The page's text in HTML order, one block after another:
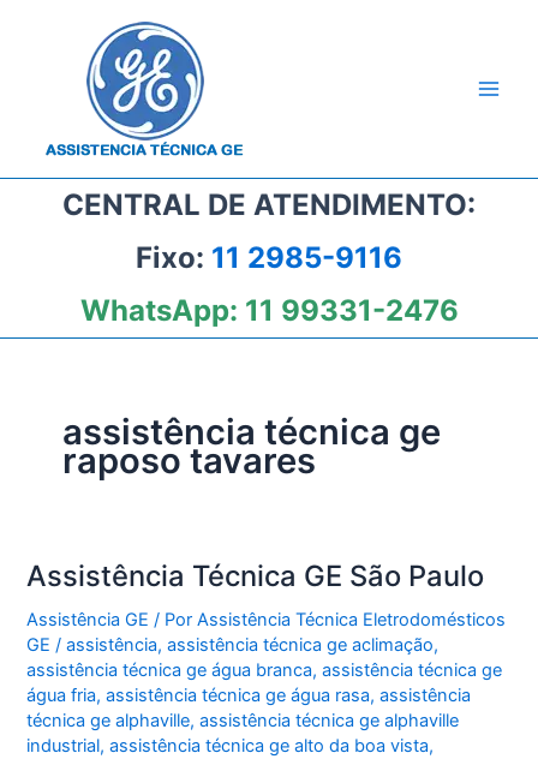
CENTRAL DE ATENDIMENTO:
Fixo: 11 2985-9116
WhatsApp: 11 99331-2476
assistência técnica ge
raposo tavares
Assistência Técnica GE São Paulo
Assistência GE / PorAssistência Técnica Eletrodomésticos
GE/assistência,assistência técnica ge aclimação,
assistência técnica ge água branca,assistência técnica ge
água fria,assistência técnica ge água rasa,assistência
técnica ge alphaville,assistência técnica ge alphaville
industrial,assistência técnica ge alto da boa vista,